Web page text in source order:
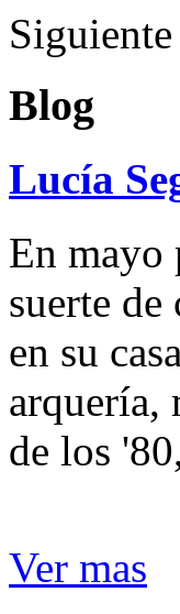
Siguiente
Blog
Lucía
En mayo
suerte
en su
arquería,
de los
Ver mas